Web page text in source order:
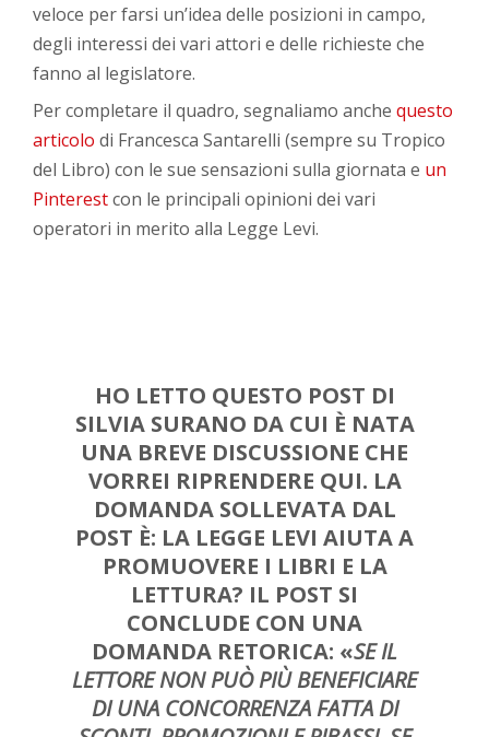
veloce per farsi un’idea delle posizioni in campo,
degli interessi dei vari attori e delle richieste che
fanno al legislatore.
Per completare il quadro, segnaliamo anchequesto
articolo di Francesca Santarelli (sempre su Tropico
del Libro) con le sue sensazioni sulla giornata e un
Pinterestcon le principali opinioni dei vari
operatori in merito alla Legge Levi.
HO LETTO QUESTO POST DI
SILVIA SURANO DA CUI È NATA
UNA BREVE DISCUSSIONE CHE
VORREI RIPRENDERE QUI. LA
DOMANDA SOLLEVATA DAL
POST È: LA LEGGE LEVI AIUTA A
PROMUOVERE I LIBRI E LA
LETTURA? IL POST SI
CONCLUDE CON UNA
DOMANDA RETORICA: «SE IL
LETTORE NON PUÒ PIÙ BENEFICIARE
DI UNA CONCORRENZA FATTA DI